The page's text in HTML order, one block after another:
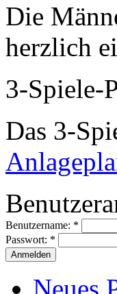
Die
herzlich
3-Spiele-
Das 3-
Benutzername: *
Passwort: *
Neues